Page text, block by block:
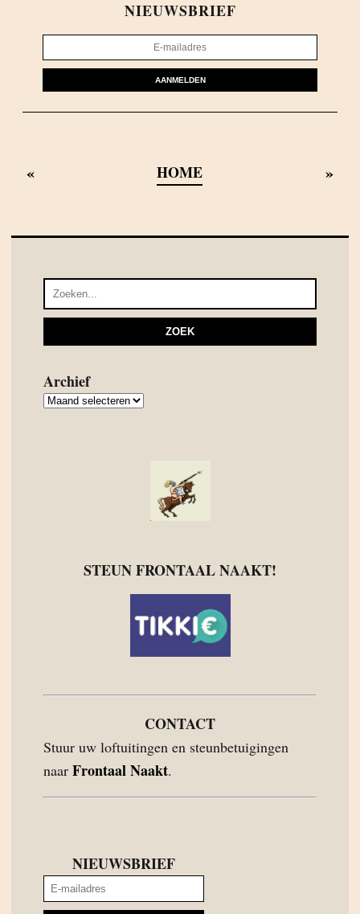
NIEUWSBRIEF
AANMELDEN
« HOME »
Archief
Archief
STEUN FRONTAAL NAAKT!
CONTACT
Stuur uw loftuitingen en steunbetuigingen
naar Frontaal Naakt.
NIEUWSBRIEF